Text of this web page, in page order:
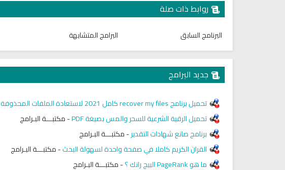
روابط ذات صلة
البرنامج السابق البرامج المتشابهة
جديد البرامج
تحميل برنامج recover my files كامل 2021 لاستعادة الملفات المحذوفة
تحميل الرقية الشرعية للسحر والمس بصيغة PDF
-مكتبـــة البـرامج
برنامج صانع شهادات التقدير-مكتبـــة البـرامج
القران الكريم كاملا في صفحة واحدة لسهولة البحث-مكتبـــة البـرامج
ما هو PageRank البيج رانك ؟
-مكتبـــة البـرامج